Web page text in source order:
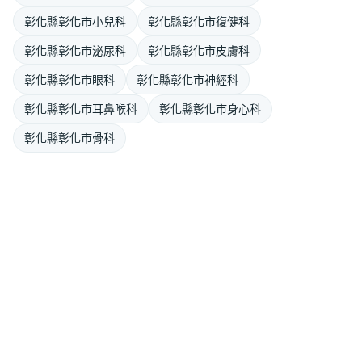
彰化縣彰化市小兒科 彰化縣彰化市復健科
彰化縣彰化市泌尿科 彰化縣彰化市皮膚科
彰化縣彰化市眼科 彰化縣彰化市神經科
彰化縣彰化市耳鼻喉科 彰化縣彰化市身心科
彰化縣彰化市骨科